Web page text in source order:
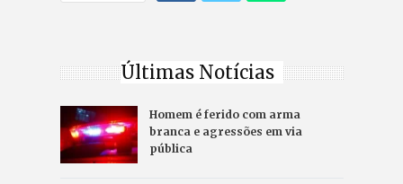
Últimas Notícias
Homem é ferido com arma
branca e agressões em via
pública